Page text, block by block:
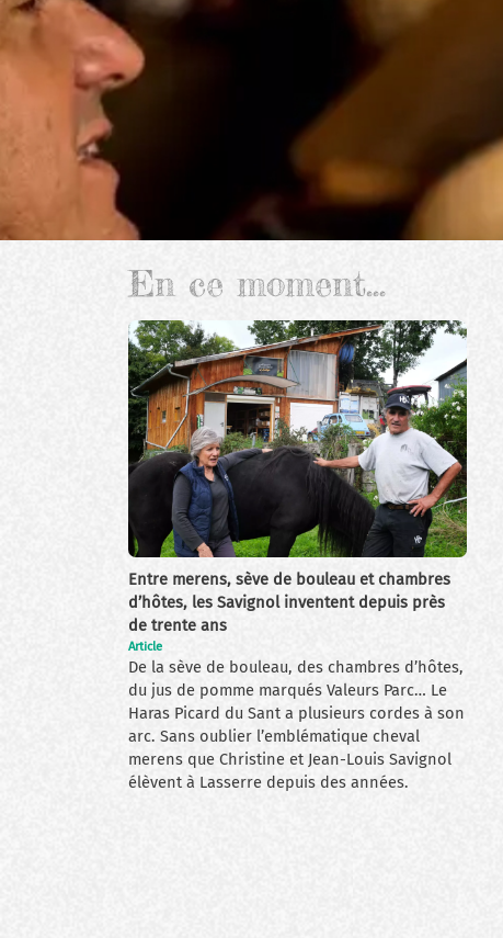
En ce moment...
Entre merens, sève de bouleau et chambres
d’hôtes, les Savignol inventent depuis près
de trente ans
Article
De la sève de bouleau, des chambres d’hôtes,
du jus de pomme marqués Valeurs Parc… Le
Haras Picard du Sant a plusieurs cordes à son
arc. Sans oublier l’emblématique cheval
merens que Christine et Jean-Louis Savignol
élèvent à Lasserre depuis des années.